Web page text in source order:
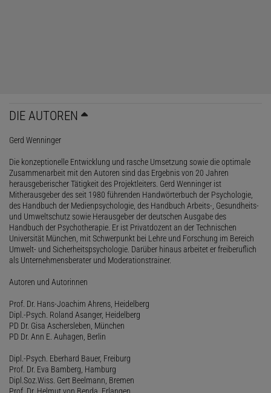
DIE AUTOREN
Gerd Wenninger
Die konzeptionelle Entwicklung und rasche Umsetzung sowie die optimale
Zusammenarbeit mit den Autoren sind das Ergebnis von 20 Jahren
herausgeberischer Tätigkeit des Projektleiters. Gerd Wenninger ist
Mitherausgeber des seit 1980 führenden Handwörterbuch der Psychologie,
des Handbuch der Medienpsychologie, des Handbuch Arbeits-, Gesundheits-
und Umweltschutz sowie Herausgeber der deutschen Ausgabe des
Handbuch der Psychotherapie. Er ist Privatdozent an der Technischen
Universität München, mit Schwerpunkt bei Lehre und Forschung im Bereich
Umwelt- und Sicherheitspsychologie. Darüber hinaus arbeitet er freiberuflich
als Unternehmensberater und Moderationstrainer.
Autoren und Autorinnen
Prof. Dr. Hans-Joachim Ahrens, Heidelberg
Dipl.-Psych. Roland Asanger, Heidelberg
PD Dr. Gisa Aschersleben, München
PD Dr. Ann E. Auhagen, Berlin
Dipl.-Psych. Eberhard Bauer, Freiburg
Prof. Dr. Eva Bamberg, Hamburg
Dipl.Soz.Wiss. Gert Beelmann, Bremen
Prof. Dr. Helmut von Benda, Erlangen